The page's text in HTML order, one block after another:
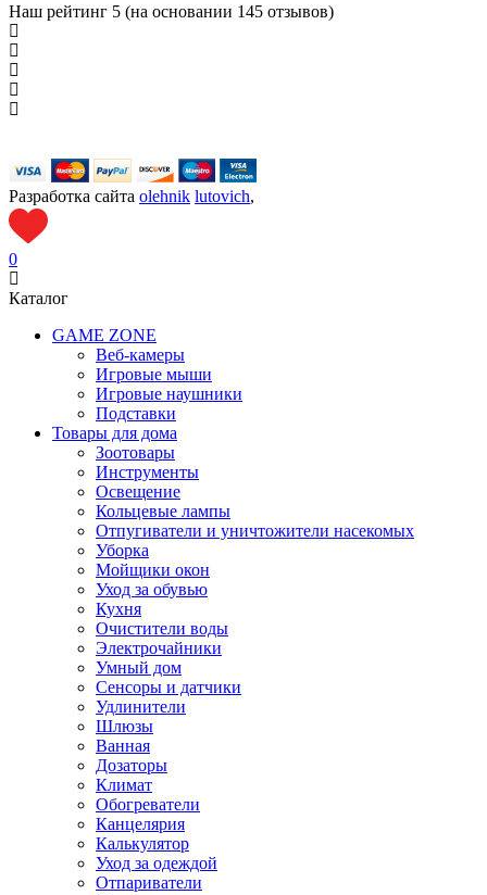
Наш рейтинг 5 (на основании 145 отзывов)
Разработка сайта olehnik lutovich,
0
Каталог
GAME ZONE
Веб-камеры
Игровые мыши
Игровые наушники
Подставки
Товары для дома
Зоотовары
Инструменты
Освещение
Кольцевые лампы
Отпугиватели и уничтожители насекомых
Уборка
Мойщики окон
Уход за обувью
Кухня
Очистители воды
Электрочайники
Умный дом
Сенсоры и датчики
Удлинители
Шлюзы
Ванная
Дозаторы
Климат
Обогреватели
Канцелярия
Калькулятор
Уход за одеждой
Отпариватели